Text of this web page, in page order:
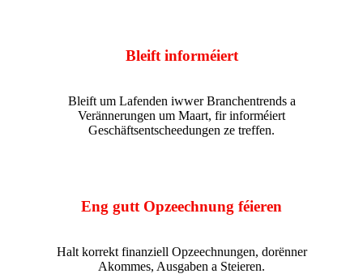
Bleift informéiert
Bleift um Lafenden iwwer Branchentrends a
Verännerungen um Maart, fir informéiert
Geschäftsentscheedungen ze treffen.
Eng gutt Opzeechnung féieren
Halt korrekt finanziell Opzeechnungen, dorënner
Akommes, Ausgaben a Steieren.